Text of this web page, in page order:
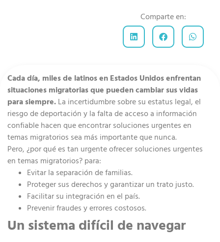
Comparte en:
Cada día, miles de latinos en Estados Unidos enfrentan
situaciones migratorias que pueden cambiar sus vidas
para siempre. La incertidumbre sobre su estatus legal, el
riesgo de deportación y la falta de acceso a información
confiable hacen que encontrar soluciones urgentes en
temas migratorios sea más importante que nunca.
Pero, ¿por qué es tan urgente ofrecer soluciones urgentes
en temas migratorios? para:
Evitar la separación de familias.
Proteger sus derechos y garantizar un trato justo.
Facilitar su integración en el país.
Prevenir fraudes y errores costosos.
Un sistema difícil de navegar